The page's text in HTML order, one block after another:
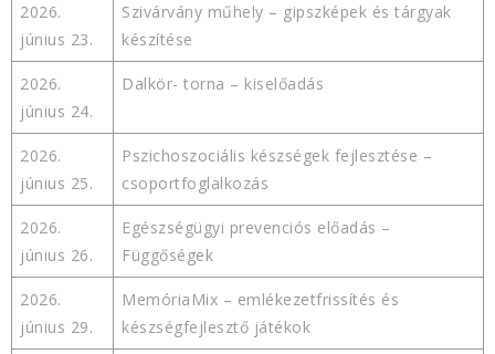
2026.
június 23.
Szivárvány műhely – gipszképek és tárgyak
készítése
2026.
június 24.
Dalkör- torna – kiselőadás
2026.
június 25.
Pszichoszociális készségek fejlesztése –
csoportfoglalkozás
2026.
június 26.
Egészségügyi prevenciós előadás –
Függőségek
2026.
június 29.
MemóriaMix – emlékezetfrissítés és
készségfejlesztő játékok